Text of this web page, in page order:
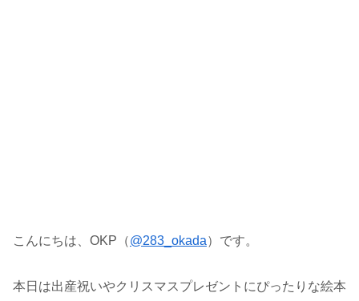
こんにちは、OKP（@283_okada）です。
本日は出産祝いやクリスマスプレゼントにぴったりな絵本